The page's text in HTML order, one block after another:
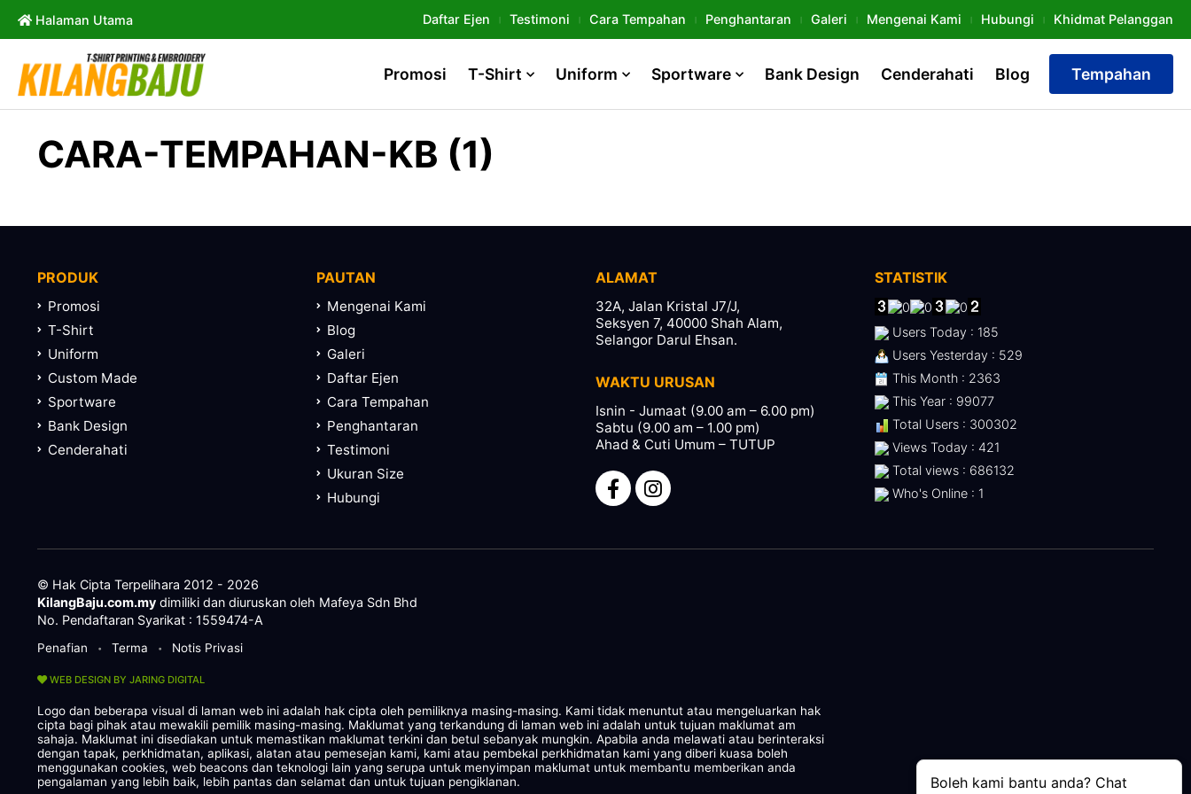
Halaman Utama Daftar Ejen Testimoni Cara Tempahan Penghantaran Galeri Mengenai Kami Hubungi Khidmat Pelanggan
Promosi T-Shirt Uniform Sportware Bank Design Cenderahati Blog Tempahan
CARA-TEMPAHAN-KB (1)
PRODUK
Promosi
T-Shirt
Uniform
Custom Made
Sportware
Bank Design
Cenderahati
PAUTAN
Mengenai Kami
Blog
Galeri
Daftar Ejen
Cara Tempahan
Penghantaran
Testimoni
Ukuran Size
Hubungi
ALAMAT
32A, Jalan Kristal J7/J,
Seksyen 7, 40000 Shah Alam,
Selangor Darul Ehsan.
WAKTU URUSAN
Isnin - Jumaat (9.00 am – 6.00 pm)
Sabtu (9.00 am – 1.00 pm)
Ahad & Cuti Umum – TUTUP
STATISTIK
Users Today : 185
Users Yesterday : 529
This Month : 2363
This Year : 99077
Total Users : 300302
Views Today : 421
Total views : 686132
Who's Online : 1
© Hak Cipta Terpelihara 2012 - 2026
KilangBaju.com.my dimiliki dan diuruskan oleh Mafeya Sdn Bhd
No. Pendaftaran Syarikat : 1559474-A
Penafian • Terma • Notis Privasi
WEB DESIGN BY JARING DIGITAL
Logo dan beberapa visual di laman web ini adalah hak cipta oleh pemiliknya masing-masing. Kami tidak menuntut atau mengeluarkan hak
cipta bagi pihak atau mewakili pemilik masing-masing. Maklumat yang terkandung di laman web ini adalah untuk tujuan maklumat am
sahaja. Maklumat ini disediakan untuk memastikan maklumat terkini dan betul sebanyak mungkin. Apabila anda melawati atau berinteraksi
dengan tapak, perkhidmatan, aplikasi, alatan atau pemesejan kami, kami atau pembekal perkhidmatan kami yang diberi kuasa boleh
menggunakan cookies, web beacons dan teknologi lain yang serupa untuk menyimpan maklumat untuk membantu memberikan anda
pengalaman yang lebih baik, lebih pantas dan selamat dan untuk tujuan pengiklanan.
Boleh kami bantu anda? Chat